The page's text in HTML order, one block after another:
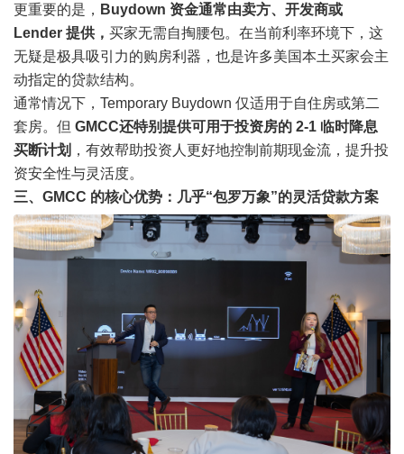
更重要的是， Buydown 资金通常由卖方、开发商或
Lender 提供， 买家无需自掏腰包。在当前利率环境下，这
无疑是极具吸引力的购房利器，也是许多美国本土买家会主
动指定的贷款结构。
通常情况下，Temporary Buydown 仅适用于自住房或第二
套房。但 GMCC还特别提供可用于投资房的 2-1 临时降息
买断计划 ，有效帮助投资人更好地控制前期现金流，提升投
资安全性与灵活度。
三、GMCC 的核心优势：几乎“包罗万象”的灵活贷款方案